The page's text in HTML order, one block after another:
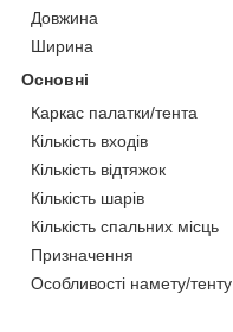
Довжина
Ширина
Основні
Каркас палатки/тента
Кількість входів
Кількість відтяжок
Кількість шарів
Кількість спальних місць
Призначення
Особливості намету/тенту